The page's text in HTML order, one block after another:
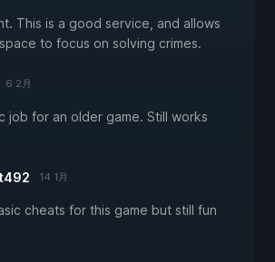
This is a good service, and allows
to focus on solving crimes.
6 2月
job for an older game. Still works
14 1月
cheats for this game but still fun